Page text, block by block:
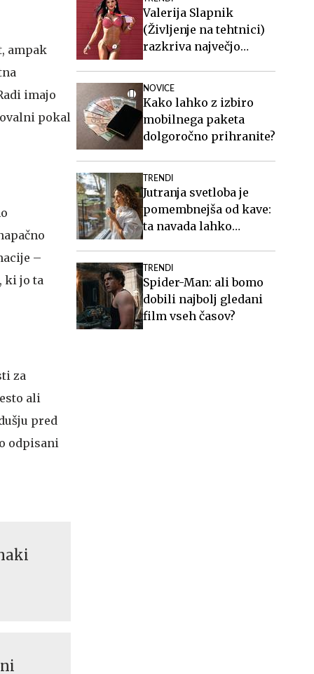
ampak
imajo
pokal
–
ki jo ta
za
ali
pred
odpisani
Valerija Slapnik
(Življenje na tehtnici)
razkriva največjo
NOVICE
Kako lahko z izbiro
mobilnega paketa
dolgoročno prihranite?
TRENDI
Jutranja svetloba je
pomembnejša od kave:
ta navada lahko
TRENDI
Spider-Man: ali bomo
dobili najbolj gledani
film vseh časov?